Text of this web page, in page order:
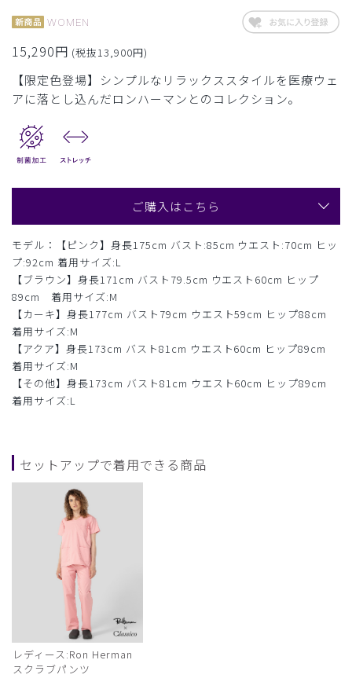
WOMEN
15,290円 (税抜13,900円)
【限定色登場】シンプルなリラックススタイルを医療ウェ
アに落とし込んだロンハーマンとのコレクション。
ご購入はこちら
モデル：【ピンク】身長175cm バスト:85cm ウエスト:70cm ヒッ
プ:92cm 着用サイズ:L
【ブラウン】身長171cm バスト79.5cm ウエスト60cm ヒップ
89cm 着用サイズ:M
【カーキ】身長177cm バスト79cm ウエスト59cm ヒップ88cm
着用サイズ:M
【アクア】身長173cm バスト81cm ウエスト60cm ヒップ89cm
着用サイズ:M
【その他】身長173cm バスト81cm ウエスト60cm ヒップ89cm
着用サイズ:L
セットアップで着用できる商品
レディース:Ron Herman
スクラブパンツ